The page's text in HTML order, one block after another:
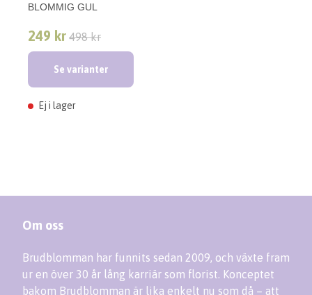
BLOMMIG GUL
249 kr 498 kr
Se varianter
Ej i lager
Om oss
Brudblomman har funnits sedan 2009, och växte fram
ur en över 30 år lång karriär som florist. Konceptet
bakom Brudblomman är lika enkelt nu som då – att